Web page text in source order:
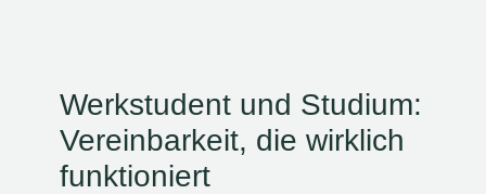
Werkstudent und Studium:
Vereinbarkeit, die wirklich
funktioniert